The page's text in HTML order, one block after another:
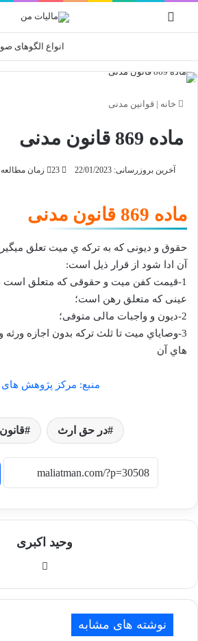
انواع الگوهای
خانه | قوانین مدنی
ماده 869 قانون مدنی
آخرین بروزرسانی: 22/01/2023 زمان
ماده 869 قانون مدنی
حقوق و دیونی که به ترکه ي میت تعلق
آن ادا شود از قرار ذیل است:
1-قیمت کفن میت و حقوقی که متعلق است
عینی که متعلق رهن است؛
2-دیون و واجبات مالی متوفی؛
3-وصایاي میت تا ثلث ترکه بدون اجازه ورثه
هاي آن
منبع: مرکز پژوهش
در حق ارث
وحید اکبری
نوشته های مشابه